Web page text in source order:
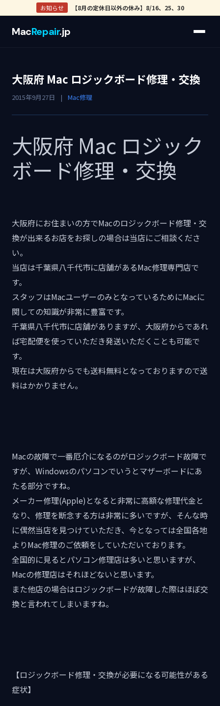
お知らせ 【8月の定休日以外の休み】8/16、25、30
MacRepair.jp
大阪府 Mac ロジックボード修理・交換
2015年9月27日 | Mac修理
大阪府 Mac ロジック
ボード修理・交換
大阪府にお住まいの方でMacのロジックボード修理・交
換が出来るお店をお探しの場合は当店にご相談くださ
い。
当店は千葉県八千代市に店舗があるMac修理専門店で
す。
スタッフはMacユーザーのみとなっているためにMacに
関しての知識が非常に豊富です。
千葉県八千代市に店舗がありますが、大阪府からであれ
ば宅配便を使っていただき発送いただくことも可能で
す。
現在は大阪府からでも送料無料となっておりますので送
料はかかりません。
Macの故障で一番厄介になるのがロジックボード故障で
すが、Windowsのパソコンでいうとマザーボードにあ
たる部分ですね。
メーカー修理(Apple)となると非常に高額な修理代金と
なり、修理を断念する方は非常に多いですが、そんな時
に偶然当店を見つけていただき、今となっては全国各地
よりMac修理のご依頼をしていただいております。
全国的に見るとパソコン修理店は多いと思いますが、
Macの修理店はそれほどないと思います。
また他店の場合はロジックボードが故障した際はほぼ交
換と言われてしまいますね。
【ロジックボード修理・交換が必要になる可能性がある
症状】